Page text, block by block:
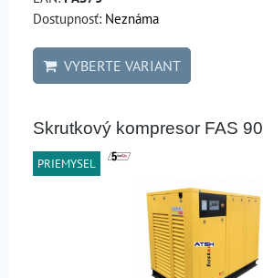
Dostupnosť: Neznáma
VYBERTE VARIANT
Skrutkový kompresor FAS 90
PRIEMYSEL